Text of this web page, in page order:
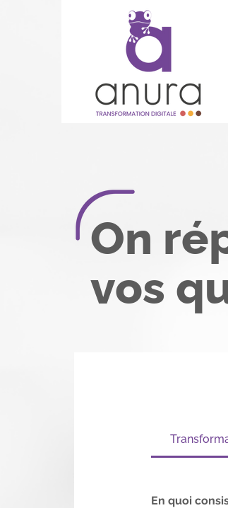
On
vos
En quoi